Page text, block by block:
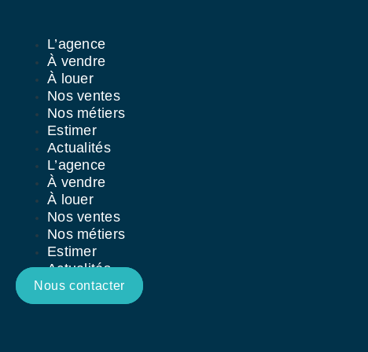
L’agence
À vendre
À louer
Nos ventes
Nos métiers
Estimer
Actualités
L’agence
À vendre
À louer
Nos ventes
Nos métiers
Estimer
Actualités
Nous contacter